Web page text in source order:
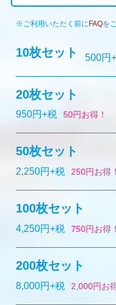
※ご利用いただく前にFAQを
10枚セット 500円
20枚セット
950円+税 50円お得！
50枚セット
2,250円+税 250円お得！
100枚セット
4,250円+税 750円お得！
200枚セット
8,000円+税 2,000円お